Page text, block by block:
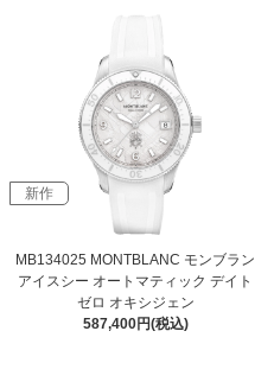
新作
MB134025 MONTBLANC モンブラン
アイスシー オートマティック デイト
ゼロ オキシジェン
587,400円(税込)